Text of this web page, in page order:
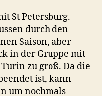
St Petersburg.
durch den
Saison, aber
in der Gruppe mit
zu groß. Da die
ist, kann
um nochmals